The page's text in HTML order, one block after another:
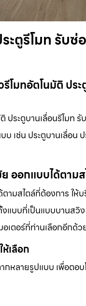
ตูรีโมท รับซ่
มทอัตโนมัติ ปร
ระตูบานเลื่อนรีโมท
เช่น ประตูบานเลื่อน
ออกแบบได้ตาม
มสไตล์ที่ต้องการ ให้
งแบบที่เป็นแบบบานส
เตอร์ที่ท่านเลือกอีกด้ว
เลือก
หลายรูปแบบ เพื่อต